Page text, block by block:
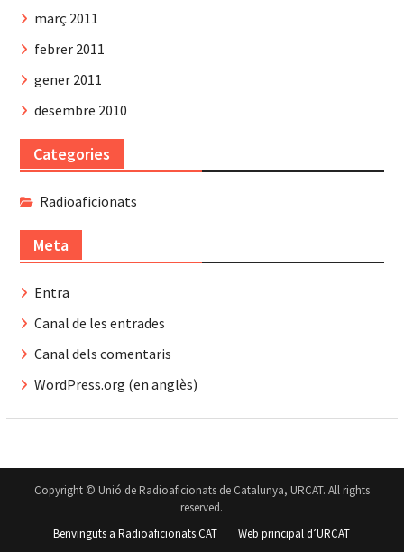
març 2011
febrer 2011
gener 2011
desembre 2010
Categories
Radioaficionats
Meta
Entra
Canal de les entrades
Canal dels comentaris
WordPress.org (en anglès)
Copyright © Unió de Radioaficionats de Catalunya, URCAT. All rights
reserved.
Benvinguts a Radioaficionats.CAT
Web principal d’URCAT